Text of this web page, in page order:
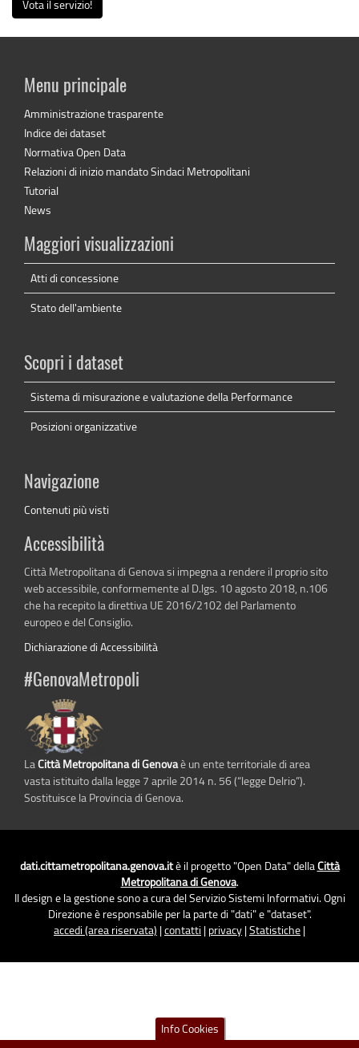
Vota il servizio!
Menu principale
Amministrazione trasparente
Indice dei dataset
Normativa Open Data
Relazioni di inizio mandato Sindaci Metropolitani
Tutorial
News
Maggiori visualizzazioni
Atti di concessione
Stato dell'ambiente
Scopri i dataset
Sistema di misurazione e valutazione della Performance
Posizioni organizzative
Navigazione
Contenuti più visti
Accessibilità
Città Metropolitana di Genova si impegna a rendere il proprio sito
web accessibile, conformemente al D.lgs. 10 agosto 2018, n.106
che ha recepito la direttiva UE 2016/2102 del Parlamento
europeo e del Consiglio.
Dichiarazione di Accessibilità
#GenovaMetropoli
LaCittà Metropolitana di Genovaè un ente territoriale di area
vasta istituito dalla legge 7 aprile 2014 n. 56 (“legge Delrio”).
Sostituisce la Provincia di Genova.
dati.cittametropolitana.genova.itè il progetto "Open Data" dellaCittà
Metropolitana di Genova.
Il design e la gestione sono a cura del Servizio Sistemi Informativi. Ogni
Direzione è responsabile per la parte di "dati" e "dataset".
accedi (area riservata) |contatti | privacy |Statistiche |
Info Cookies